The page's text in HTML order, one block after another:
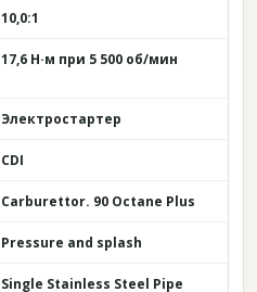
10,0:1
17,6 Н·м при 5 500 об/мин
Электростартер
CDI
Carburettor. 90 Octane Plus
Pressure and splash
Single Stainless Steel Pipe